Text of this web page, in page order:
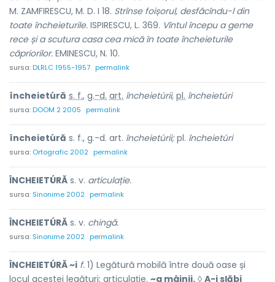
M. ZAMFIRESCU, M. D. I 18. Strînse foișorul, desfăcîndu-l din
toate încheieturile. ISPIRESCU, L. 369. Vîntul începu a geme
rece și a scutura casa cea mică în toate încheieturile
căpriorilor. EMINESCU, N. 10.
sursa:DLRLC 1955-1957 permalink
încheietúră s. f., g.-d. art. încheietúrii, pl. încheietúri
sursa:DOOM 2 2005 permalink
încheietúră s. f., g.-d. art. încheietúrii;pl. încheietúri
sursa: Ortografic 2002 permalink
ÎNCHEIETÚRĂ s. v. articulație.
sursa: Sinonime 2002 permalink
ÎNCHEIETÚRĂ s. v. chingă.
sursa: Sinonime 2002 permalink
ÎNCHEIETÚRĂ ~i f. 1) Legătură mobilă între două oase și
locul acestei legături; articulație. ~a mâinii. ◊ A-i slăbi